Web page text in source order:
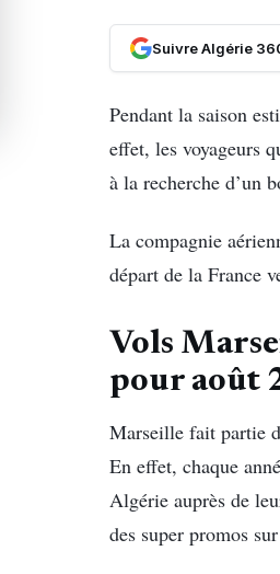
Suivre Algérie
Pendant la saison
effet, les voyageurs
à la recherche d’un
La compagnie
départ de la France
Vols
pour août
Marseille fait partie
En effet, chaque
Algérie auprès de
des super promos